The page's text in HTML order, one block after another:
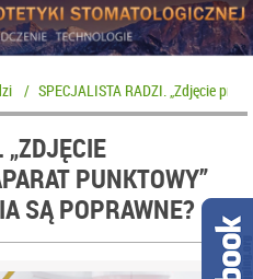
/ SPECJALISTA RADZI. „Zdjęcie
PUNKTOWY”
SĄ POPRAWNE?